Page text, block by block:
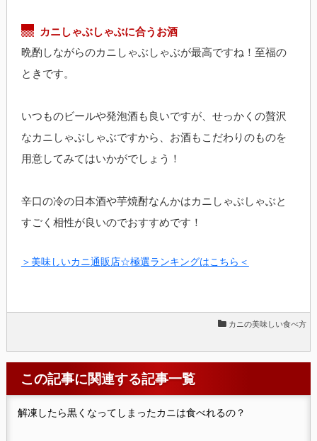
カニしゃぶしゃぶに合うお酒
晩酌しながらのカニしゃぶしゃぶが最高ですね！至福の
ときです。
いつものビールや発泡酒も良いですが、せっかくの贅沢
なカニしゃぶしゃぶですから、お酒もこだわりのものを
用意してみてはいかがでしょう！
辛口の冷の日本酒や芋焼酎なんかはカニしゃぶしゃぶと
すごく相性が良いのでおすすめです！
＞美味しいカニ通販店☆極選ランキングはこちら＜
カニの美味しい食べ方
この記事に関連する記事一覧
解凍したら黒くなってしまったカニは食べれるの？